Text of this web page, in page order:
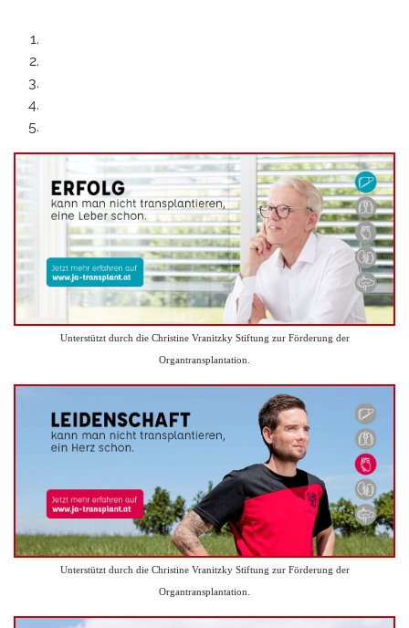
Unterstützt durch die Christine Vranitzky Stiftung zur Förderung der
Organtransplantation.
Unterstützt durch die Christine Vranitzky Stiftung zur Förderung der
Organtransplantation.